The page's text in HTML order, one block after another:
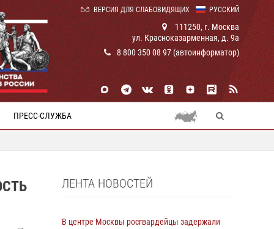
РУССКИЙ
ВЕРСИЯ ДЛЯ СЛАБОВИДЯЩИХ
111250, г. Москва
ул. Красноказарменная, д. 9а
8 800 350 08 97 (автоинформатор)
ПРЕСС-СЛУЖБА
ЛЕНТА НОВОСТЕЙ
В центре Москвы росгвардейцы задержали